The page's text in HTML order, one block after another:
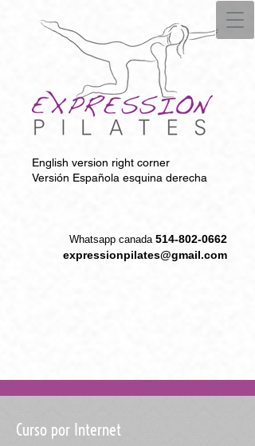
English version right corner
Versión Española esquina derecha
Whatsapp canada 514-802-0662
expressionpilates@gmail.com
Curso por Internet